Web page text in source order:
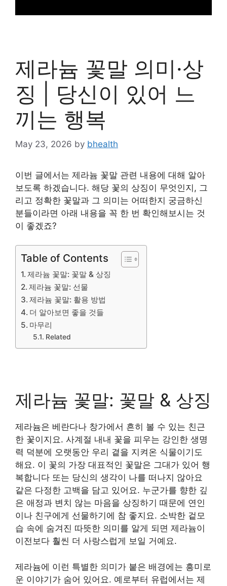
제라늄 꽃말 의미·상
징 | 당신이 있어 느
끼는 행복
May 23, 2026 by bhealth
이번 글에서는 제라늄 꽃말 관련 내용에 대해 알아
보도록 하겠습니다. 해당 꽃의 상징이 무엇인지, 그
리고 정확한 꽃말과 그 의미는 어떠한지 궁금하신
분들이라면 아래 내용을 꼭 한 번 확인해보시는 것
이 좋겠죠?
Table of Contents
제라늄 꽃말: 꽃말 & 상징
제라늄 꽃말: 선물
제라늄 꽃말: 활용 방법
더 알아보면 좋을 것들
마무리
Related
제라늄 꽃말: 꽃말 & 상징
제라늄은 베란다나 창가에서 흔히 볼 수 있는 친근
한 꽃이지요. 사계절 내내 꽃을 피우는 강인한 생명
력 덕분에 오랫동안 우리 곁을 지켜온 식물이기도
해요. 이 꽃의 가장 대표적인 꽃말은 그대가 있어 행
복합니다 또는 당신의 생각이 나를 떠나지 않아요
같은 다정한 고백을 담고 있어요. 누군가를 향한 깊
은 애정과 변치 않는 마음을 상징하기 때문에 연인
이나 친구에게 선물하기에 참 좋지요. 소박한 겉모
습 속에 숨겨진 따뜻한 의미를 알게 되면 제라늄이
이전보다 훨씬 더 사랑스럽게 보일 거예요.
제라늄에 이런 특별한 의미가 붙은 배경에는 흥미로
운 이야기가 숨어 있어요. 예로부터 유럽에서는 제